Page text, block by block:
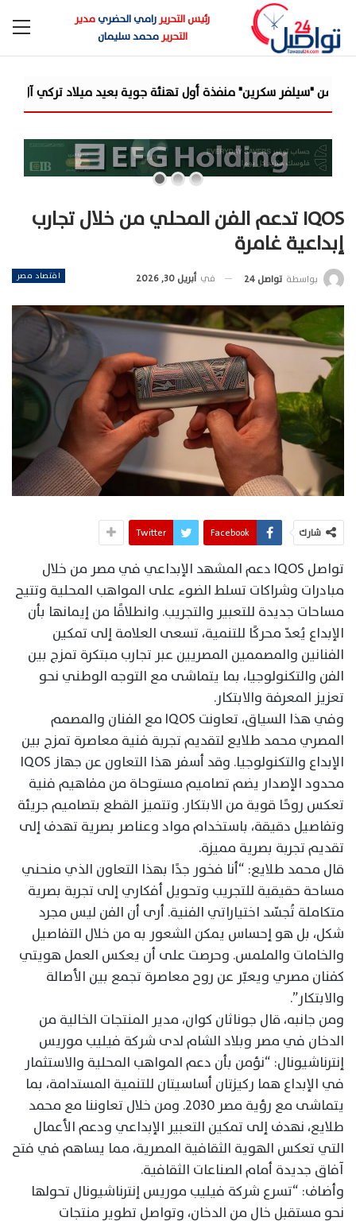
رئيس التحريررامي الحضريمدير
التحريرمحمد سليمان
تهنئة جوية بعيد ميلاد تركي آل الشيخ وصاحب... «مرصد
IQOS تدعم الفن المحلي من خلال تجارب
إبداعية غامرة
اقتصاد مصر بواسطة تواصل 24 في أبريل 30, 2026
شارك Facebook
Twitter
تواصل IQOS دعم المشهد الإبداعي في مصر من خلال
مبادرات وشراكات تسلط الضوء على المواهب المحلية وتتيح
مساحات جديدة للتعبير والتجريب. وانطلاقًا من إيمانها بأن
الإبداع يُعدّ محركًا للتنمية، تسعى العلامة إلى تمكين
الفنانين والمصممين المصريين عبر تجارب مبتكرة تمزج بين
الفن والتكنولوجيا، بما يتماشى مع التوجه الوطني نحو
تعزيز المعرفة والابتكار.
وفي هذا السياق، تعاونت IQOS مع الفنان والمصمم
المصري محمد طلايع لتقديم تجربة فنية معاصرة تمزج بين
الإبداع والتكنولوجيا. وقد أسفر هذا التعاون عن جهاز IQOS
محدود الإصدار يضم تصاميم مستوحاة من مفاهيم فنية
تعكس روحًا قوية من الابتكار. وتتميز القطع بتصاميم جريئة
وتفاصيل دقيقة، باستخدام مواد وعناصر بصرية تهدف إلى
تقديم تجربة بصرية مميزة.
قال محمد طلايع: “أنا فخور جدًا بهذا التعاون الذي منحني
مساحة حقيقية للتجريب وتحويل أفكاري إلى تجربة بصرية
متكاملة تُجسّد اختياراتي الفنية. أرى أن الفن ليس مجرد
شكل، بل هو إحساس يمكن الشعور به من خلال التفاصيل
والخامات والملمس. وحرصت على أن يعكس العمل هويتي
كفنان مصري ويعبّر عن روح معاصرة تجمع بين الأصالة
والابتكار”.
ومن جانبه، قال جوناثان كوان، مدير المنتجات الخالية من
الدخان في مصر وبلاد الشام لدى شركة فيليب موريس
إنترناشيونال: “نؤمن بأن دعم المواهب المحلية والاستثمار
في الإبداع هما ركيزتان أساسيتان للتنمية المستدامة، بما
يتماشى مع رؤية مصر 2030. ومن خلال تعاوننا مع محمد
طلايع، نهدف إلى تمكين التعبير الإبداعي ودعم الأعمال
التي تعكس الهوية الثقافية المصرية، مما يساهم في فتح
آفاق جديدة أمام الصناعات الثقافية.
وأضاف: “تسرع شركة فيليب موريس إنترناشيونال تحولها
نحو مستقبل خالٍ من الدخان، وتواصل تطوير منتجات